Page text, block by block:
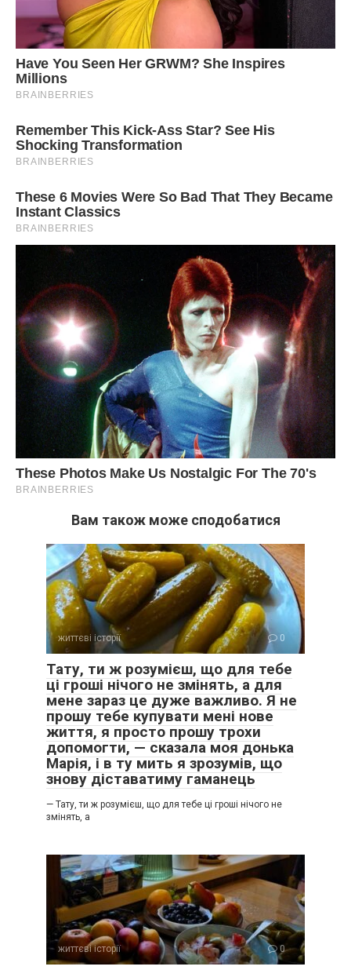
Вам також може сподобатися
життєві історії 0
Тату, ти ж розумієш, що для тебе
ці гроші нічого не змінять, а для
мене зараз це дуже важливо. Я не
прошу тебе купувати мені нове
життя, я просто прошу трохи
допомогти, — сказала моя донька
Марія, і в ту мить я зрозумів, що
знову діставатиму гаманець
— Тату, ти ж розумієш, що для тебе ці гроші нічого не
змінять, а
життєві історії 0